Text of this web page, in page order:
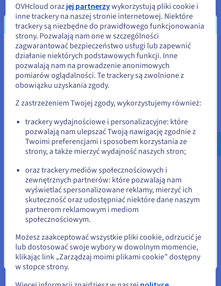
Sprawdź Data Platform
Informatyka kwantowa
Odkrywaj informatykę kwantową dzięki zintegrowanej
platformie: symuluj, testuj i uruchamiaj algorytmy na
emulatorach i procesorach QPU.
Sprawdź Quantum as a Service
Identity, Security & Operations
Zapewnij bezpieczeństwo, monitoruj i zarządzaj Twoimi
usługami w OVHcloud
Sprawdź Rozwiązania Identity, Security & Operations
Jesteś gotowy?
Wydaje się, że znajdujesz się w
Stany Zjednoczone
Jeśli chcesz złożyć zamówienie w Stany Zjednoczone, wyszukaj
Go to Stany Zjednoczone website
us.ovhcloud.com/
Angielski USD - $
lub
Pozostań na bieżącej stronie
Wybierz inną stronę
Zamknij
OVHcloud oraz jej partnerzywykorzystują pliki cookie i
inne trackery na naszej stronie internetowej. Niektóre
trackery są niezbędne do prawidłowego funkcjonowania
strony. Pozwalają nam one w szczególności
zagwarantować bezpieczeństwo usługi lub zapewnić
działanie niektórych podstawowych funkcji. Inne
pozwalają nam na prowadzenie anonimowych
pomiarów oglądalności. Te trackery są zwolnione z
obowiązku uzyskania zgody.
Z zastrzeżeniem Twojej zgody, wykorzystujemy również:
trackery wydajnościowe i personalizacyjne: które
pozwalają nam ulepszać Twoją nawigację zgodnie z
Twoimi preferencjami i sposobem korzystania ze
strony, a także mierzyć wydajność naszych stron;
oraz trackery mediów społecznościowych i
zewnętrznych partnerów: które pozwalają nam
wyświetlać spersonalizowane reklamy, mierzyć ich
skuteczność oraz udostępniać niektóre dane naszym
partnerom reklamowym i mediom
społecznościowym.
Możesz zaakceptować wszystkie pliki cookie, odrzucić je
lub dostosować swoje wybory w dowolnym momencie,
klikając link „Zarządzaj moimi plikami cookie” dostępny
w stopce strony.